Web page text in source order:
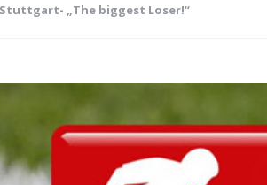
„The biggest Loser!“